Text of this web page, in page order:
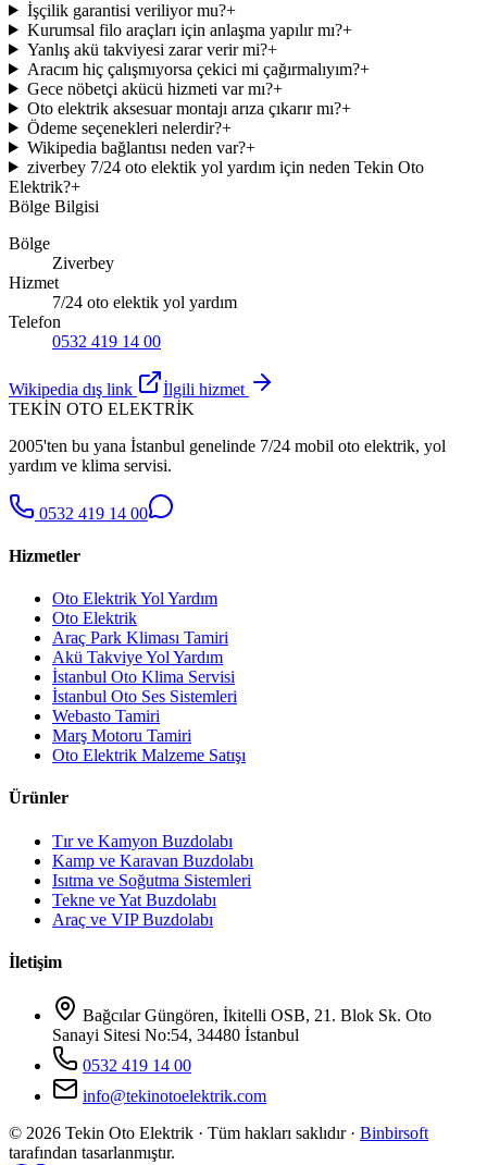
İşçilik garantisi veriliyor mu?+
Kurumsal filo araçları için anlaşma yapılır mı?+
Yanlış akü takviyesi zarar verir mi?+
Aracım hiç çalışmıyorsa çekici mi çağırmalıyım?+
Gece nöbetçi akücü hizmeti var mı?+
Oto elektrik aksesuar montajı arıza çıkarır mı?+
Ödeme seçenekleri nelerdir?+
Wikipedia bağlantısı neden var?+
ziverbey 7/24 oto elektik yol yardım için neden Tekin Oto
Elektrik?+
Bölge Bilgisi
Bölge
Ziverbey
Hizmet
7/24 oto elektik yol yardım
Telefon
0532 419 14 00
Wikipedia dış link
İlgili hizmet
TEKİN OTO ELEKTRİK
2005'ten bu yana İstanbul genelinde 7/24 mobil oto elektrik, yol
yardım ve klima servisi.
0532 419 14 00
Hizmetler
Oto Elektrik Yol Yardım
Oto Elektrik
Araç Park Kliması Tamiri
Akü Takviye Yol Yardım
İstanbul Oto Klima Servisi
İstanbul Oto Ses Sistemleri
Webasto Tamiri
Marş Motoru Tamiri
Oto Elektrik Malzeme Satışı
Ürünler
Tır ve Kamyon Buzdolabı
Kamp ve Karavan Buzdolabı
Isıtma ve Soğutma Sistemleri
Tekne ve Yat Buzdolabı
Araç ve VIP Buzdolabı
İletişim
Bağcılar Güngören, İkitelli OSB, 21. Blok Sk. Oto
Sanayi Sitesi No:54, 34480 İstanbul
0532 419 14 00
info@tekinotoelektrik.com
© 2026 Tekin Oto Elektrik · Tüm hakları saklıdır · Binbirsoft
tarafından tasarlanmıştır.